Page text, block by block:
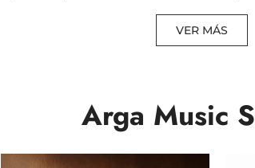
VER MÁS
Arga Music